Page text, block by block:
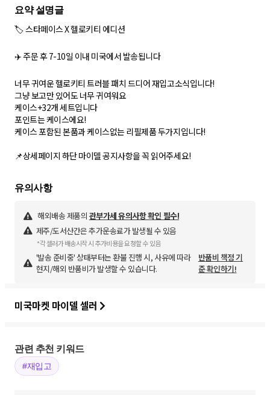
요약 설명글
🏷️ 스타페이스 X 헬로키티 에디션
✈️ 주문 후 7-10일 이내 미국에서 발송됩니다
너무 귀여운 헬로키티 트러블 패치 드디어 재입고소식입니다!
그냥 보고만 있어도 너무 귀여워요
케이스+32개 세트입니다
포인트는 케이스에요!
케이스 포함된 본품과 케이스없는 리필제품 두가지입니다!
유의사항
해외배송 제품의 관부가세 유의사항 확인 필수!
제주/도서산간은 추가운송료가 발생될 수 있음
*각 셀러가 배송시작 시 추가비용을 요청할 수 있음
'발송 준비중' 상태부터는 환불 진행 시, 사유에 따라
현지/해외 반품비가 발생할 수 있습니다.
반품비 책정 기
준 확인하기!
미국마켓 마이델 셀러
관련 추천 키워드
#재입고